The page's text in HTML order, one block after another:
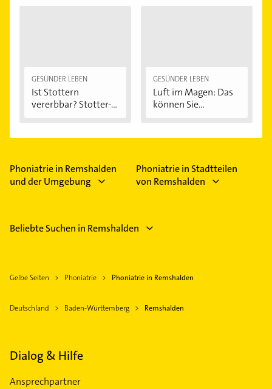
GESÜNDER LEBEN
Ist Stottern
vererbbar? Stotter-
GESÜNDER LEBEN
Luft im Magen: Das
können Sie...
Phoniatrie in Remshalden
und der Umgebung
Phoniatrie in Stadtteilen
von Remshalden
Beliebte Suchen in Remshalden
Gelbe Seiten Phoniatrie Phoniatrie in Remshalden
Deutschland Baden-Württemberg Remshalden
Dialog & Hilfe
Ansprechpartner